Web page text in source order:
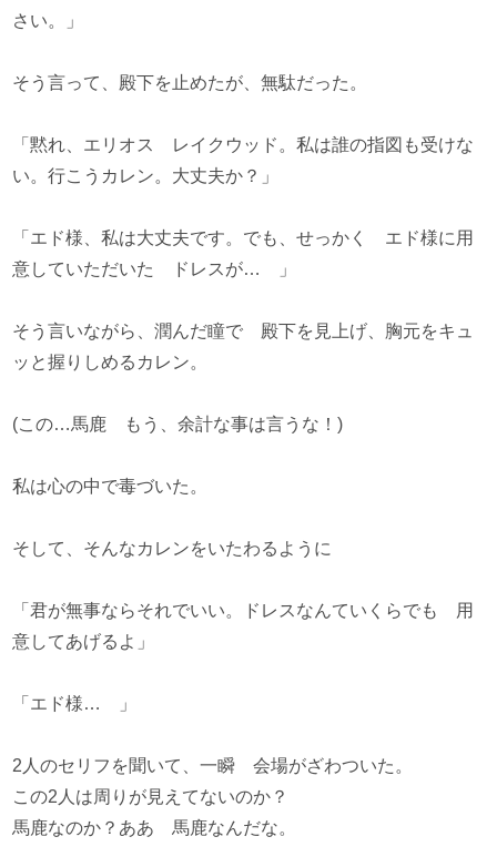
さい。」
そう言って、殿下を止めたが、無駄だった。
「黙れ、エリオス レイクウッド。私は誰の指図も受けな
い。行こうカレン。大丈夫か？」
「エド様、私は大丈夫です。でも、せっかく エド様に用
意していただいた ドレスが… 」
そう言いながら、潤んだ瞳で 殿下を見上げ、胸元をキュ
ッと握りしめるカレン。
(この…馬鹿 もう、余計な事は言うな！)
私は心の中で毒づいた。
そして、そんなカレンをいたわるように
「君が無事ならそれでいい。ドレスなんていくらでも 用
意してあげるよ」
「エド様… 」
2人のセリフを聞いて、一瞬 会場がざわついた。
この2人は周りが見えてないのか？
馬鹿なのか？ああ 馬鹿なんだな。